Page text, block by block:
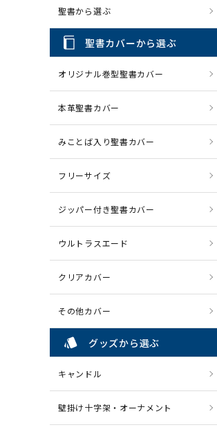
聖書から選ぶ
聖書カバーから選ぶ
オリジナル巻型聖書カバー
本革聖書カバー
みことば入り聖書カバー
フリーサイズ
ジッパー付き聖書カバー
ウルトラスエード
クリアカバー
その他カバー
style グッズから選ぶ
キャンドル
壁掛け十字架・オーナメント